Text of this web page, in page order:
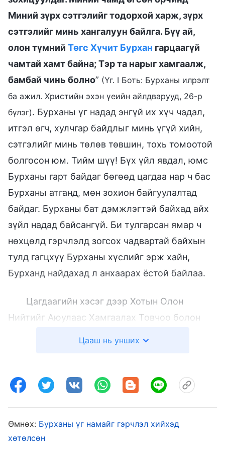
Миний зүрх сэтгэлийг тодорхой харж, зүрх
сэтгэлийг минь хангалуун байлга. Бүү ай,
олон түмний Төгс Хүчит Бурхан гарцаагүй
чамтай хамт байна; Тэр та нарыг хамгаалж,
бамбай чинь болно” (Үг. I Боть: Бурханы илрэлт
ба ажил. Христийн эхэн үеийн айлдварууд, 26-р
бүлэг). Бурханы үг надад энгүй их хүч чадал,
итгэл өгч, хулчгар байдлыг минь үгүй хийн,
сэтгэлийг минь төлөв төвшин, тохь томоотой
болгосон юм. Тийм шүү! Бүх үйл явдал, юмс
Бурханы гарт байдаг бөгөөд цагдаа нар ч бас
Бурханы атганд, мөн зохион байгуулалтад
байдаг. Бурханы бат дэмжлэгтэй байхад айх
зүйл надад байсангүй. Би тулгарсан ямар ч
нөхцөлд гэрчлэлд зогсох чадвартай байхын
тулд гагцхүү Бурханы хүслийг эрж хайн,
Бурханд найдахад л анхаарах ёстой байлаа.
Цагдаагийн хэсэг дээр Хотын Олон
Нийтийг Аюулаас Хамгаалах Товчоо болон
чуулганы маань удирдагчдын хэн болохыг
дүрсхийн уурлаж, биднийг төмөр барын
Цааш нь унших
Өмнөх: Бурханы үг намайг гэрчлэл хийхэд
хөтөлсөн